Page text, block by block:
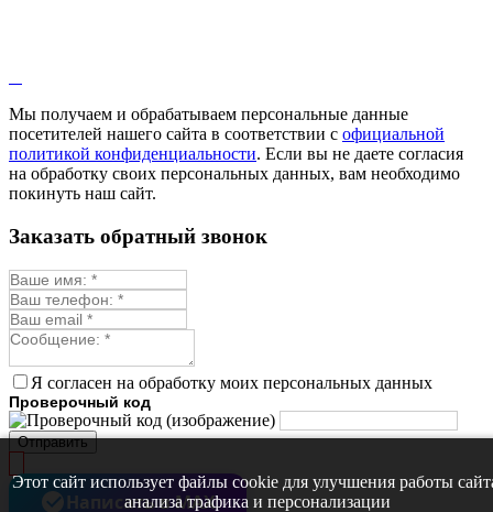
Мы получаем и обрабатываем персональные данные
посетителей нашего сайта в соответствии с официальной
политикой конфиденциальности. Если вы не даете согласия
на обработку своих персональных данных, вам необходимо
покинуть наш сайт.
Этот сайт использует файлы cookie для улучшения работы
анализа трафика и персонализации
Заказать обратный звонок
Я согласен на обработку моих персональных данных
Проверочный код
Отправить
Написать в MAX